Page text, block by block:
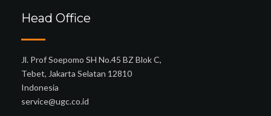
Head Office
Jl. Prof Soepomo SH No.45 BZ Blok C,
Tebet, Jakarta Selatan 12810
Indonesia
service@ugc.co.id